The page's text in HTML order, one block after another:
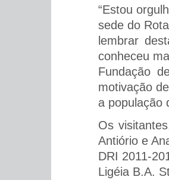
“Estou
sede do
lembrar
conheceu
Fundação
motivação
a população
Os
Antiório e
DRI 2011-
Ligéia B.A.